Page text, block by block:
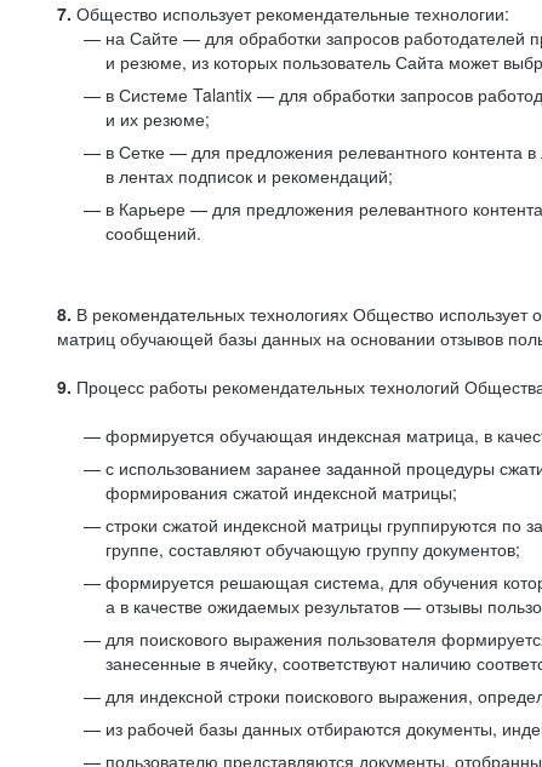
7. Общество использует рекомендательные технологии:
на Сайте — для обработки запросов работодателей
и резюме, из которых пользователь Сайта может
в Системе Talantix — для обработки запросов
и их резюме;
в Сетке — для предложения релевантного контента
в лентах подписок и рекомендаций;
в Карьере — для предложения релевантного
сообщений.
8. В рекомендательных технологиях Общество
матриц обучающей базы данных на основании отзывов
9. Процесс работы рекомендательных технологий
формируется обучающая индексная матрица, в
с использованием заранее заданной процедуры
формирования сжатой индексной матрицы;
строки сжатой индексной матрицы группируются по
группе, составляют обучающую группу документов;
формируется решающая система, для обучения
а в качестве ожидаемых результатов — отзывы
для поискового выражения пользователя
занесенные в ячейку, соответствуют наличию
для индексной строки поискового выражения,
из рабочей базы данных отбираются документы,
пользователю представляются документы,